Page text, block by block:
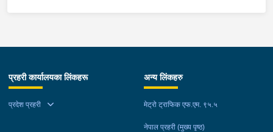
प्रहरी कार्यालयका लिंकहरू
प्रदेश प्रहरी
अन्य लिंकहरु
मेट्रो ट्राफिक एफ.एम. ९५.५
नेपाल प्रहरी (मुख्य पृष्ठ)